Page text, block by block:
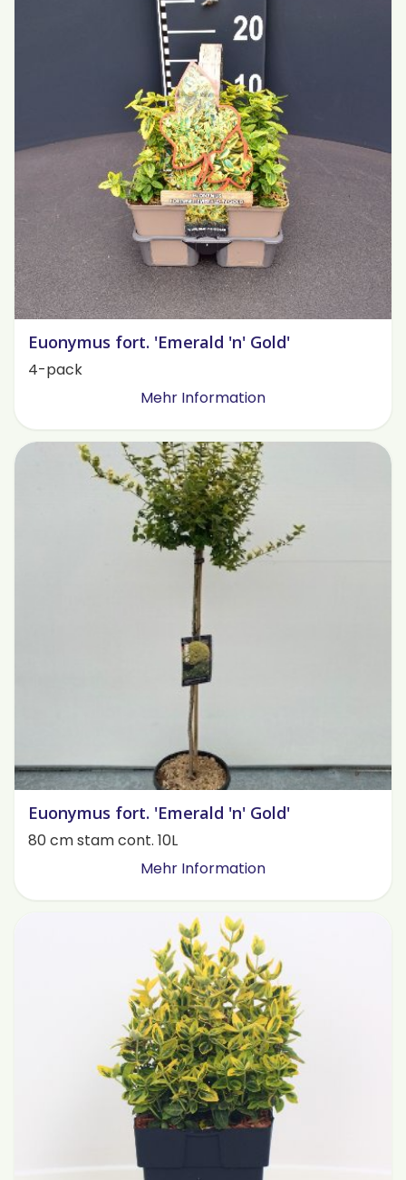
Euonymus fort. 'Emerald 'n' Gold'
4-pack
Mehr Information
Euonymus fort. 'Emerald 'n' Gold'
80 cm stam cont. 10L
Mehr Information